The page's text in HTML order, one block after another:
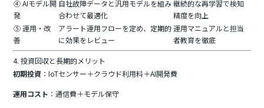
④ AIモデル開
発
自社故障データと汎用モデルを組み
合わせて最適化
継続的な再学習で検知
精度を向上
⑤ 運用・改
善
アラート運用フローを定め、定期的
に効果をレビュー
運用マニュアルと担当
者教育を徹底
4. 投資回収と長期的メリット
初期投資 ：IoTセンサー＋クラウド利用料＋AI開発費
運用コスト ：通信費＋モデル保守